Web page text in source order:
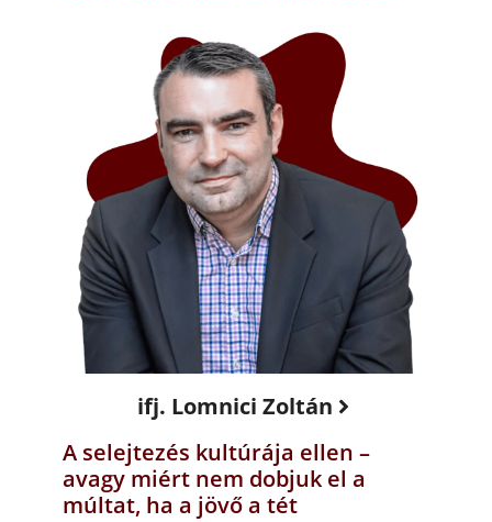
ifj. Lomnici Zoltán
A selejtezés kultúrája ellen –
avagy miért nem dobjuk el a
múltat, ha a jövő a tét